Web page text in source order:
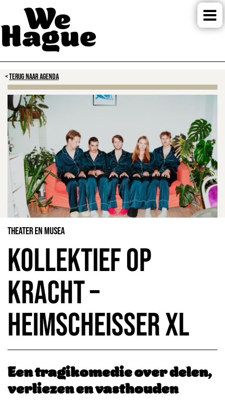
TERUG NAAR AGENDA
Theater en Musea
Kollektief op
Kracht –
Heimscheisser XL
Een tragikomedie over delen,
verliezen en vasthouden